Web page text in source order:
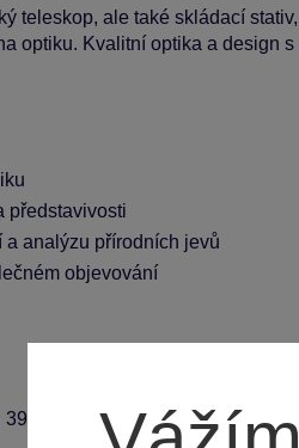
teleskop, ale také skládací
optiku. Kvalitní optika a design
představivosti
analýzu přírodních jevů
objevování
39 cm (délka) x 43 cm (výška)